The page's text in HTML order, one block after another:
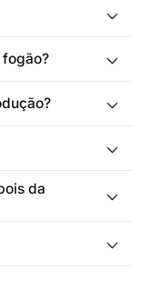
fogão?
da